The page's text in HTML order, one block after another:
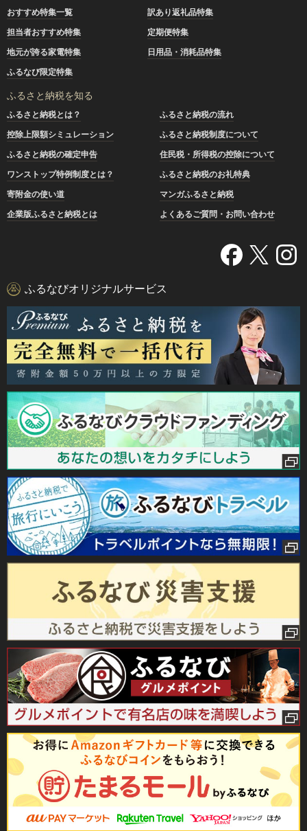
おすすめ特集一覧
訳あり返礼品特集
担当者おすすめ特集
定期便特集
地元が誇る家電特集
日用品・消耗品特集
ふるなび限定特集
ふるさと納税を知る
ふるさと納税とは？
ふるさと納税の流れ
控除上限額シミュレーション
ふるさと納税制度について
ふるさと納税の確定申告
住民税・所得税の控除について
ワンストップ特例制度とは？
ふるさと納税のお礼特典
寄附金の使い道
マンガふるさと納税
企業版ふるさと納税とは
よくあるご質問・お問い合わせ
ふるなびオリジナルサービス